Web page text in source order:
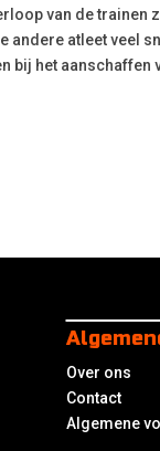
van de trainen
andere atleet veel
bij het aanschaffen
Over ons
Contact
Algemene